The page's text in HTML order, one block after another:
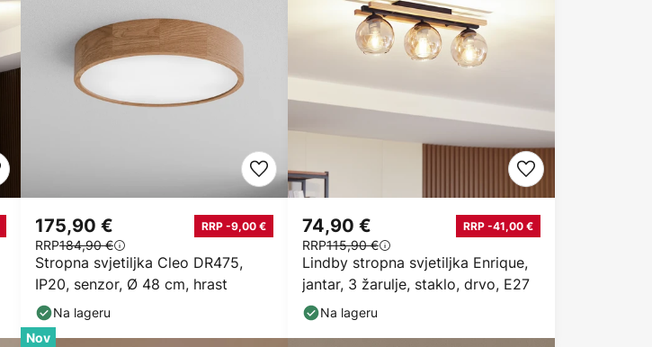
Stropna svjetiljka Cleo DR475,
IP20, senzor, Ø 48 cm, hrast
175,90 € RRP -9,00 €
RRP184,90 €
Na lageru
Lindby stropna svjetiljka Enrique,
jantar, 3 žarulje, staklo, drvo, E27
74,90 € RRP -41,00 €
RRP115,90 €
Na lageru
Nov